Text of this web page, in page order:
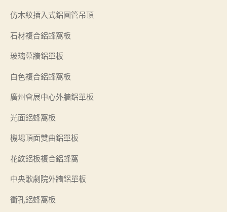
仿木紋插入式鋁圓管吊頂
石材複合鋁蜂窩板
玻璃幕牆鋁單板
白色複合鋁蜂窩板
廣州會展中心外牆鋁單板
光面鋁蜂窩板
機場頂面雙曲鋁單板
花紋鋁板複合鋁蜂窩
中央歌劇院外牆鋁單板
衝孔鋁蜂窩板